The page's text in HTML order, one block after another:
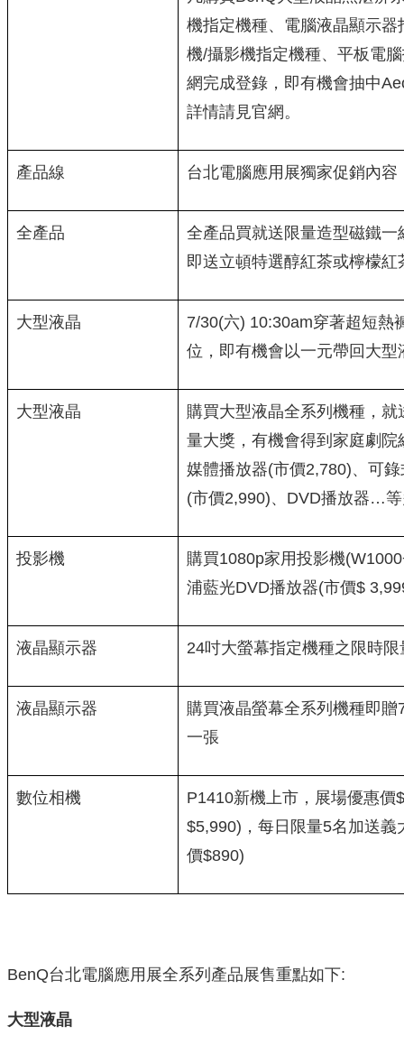
機指定機種、電腦液晶顯示器
機/攝影機指定機種、平板電
網完成登錄，即有機會抽中
詳情請見官網。
產品線 台北電腦應用展獨家促銷內容
全產品
全產品買就送限量造型磁鐵一
即送立頓特選醇紅茶或檸檬紅
大型液晶
7/30(六) 10:30am穿著超短熱
位，即有機會以一元帶回大型
大型液晶
購買大型液晶全系列機種，
量大獎，有機會得到家庭劇院
媒體播放器(市價2,780)、可
(市價2,990)、DVD播放器…
投影機
購買1080p家用投影機
浦藍光DVD播放器(市價$
液晶顯示器 24吋大螢幕指定機種之限時限
液晶顯示器
購買液晶螢幕全系列機種即
一張
數位相機
P1410新機上市，展場優惠價
$5,990)，每日限量5名加送義
價$890)
BenQ台北電腦應用展全系列產品展售重點如下:
大型液晶